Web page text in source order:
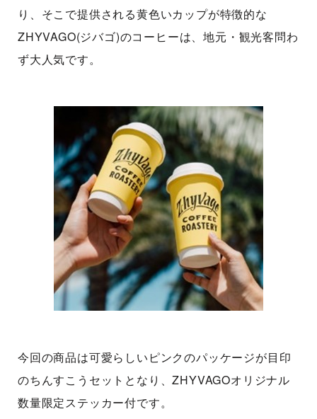
り、そこで提供される黄色いカップが特徴的な
ZHYVAGO(ジバゴ)のコーヒーは、地元・観光客問わ
ず大人気です。
今回の商品は可愛らしいピンクのパッケージが目印
のちんすこうセットとなり、ZHYVAGOオリジナル
数量限定ステッカー付です。